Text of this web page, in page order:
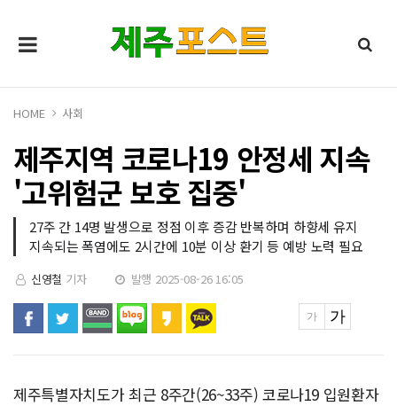
HOME 사회
제주지역 코로나19 안정세 지속
'고위험군 보호 집중'
27주 간 14명 발생으로 정점 이후 증감 반복하며 하향세 유지
지속되는 폭염에도 2시간에 10분 이상 환기 등 예방 노력 필요
신영철 기자 발행 2025-08-26 16:05
제주특별자치도가 최근 8주간(26~33주) 코로나19 입원환자